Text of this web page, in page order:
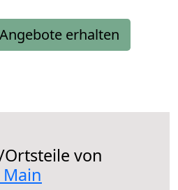
erhalten
von